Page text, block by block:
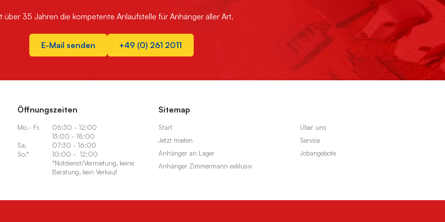
über 35 Jahren die kompetente Anlaufstelle für Anhänger aller Art.
E-Mail senden +49 (0) 261 2011
Öffnungszeiten
Mo.- Fr.
06:30 - 12:00
13:00 - 18:00
Sa.
07:30 - 16:00
So.*
10:00 - 12:00
*Notdienst/Vermietung, keine
Beratung, kein Verkauf
Sitemap
Start
Jetzt mieten
Anhänger an Lager
Anhänger Zimmermann exklusiv
Über uns
Service
Jobangebote